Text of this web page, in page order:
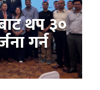
थप ३०
गर्न